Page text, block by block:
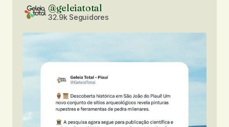
@geleiatotal
32.9k Seguidores